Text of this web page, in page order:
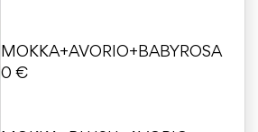
MOKKA+AVORIO+BABYROSA
0 €